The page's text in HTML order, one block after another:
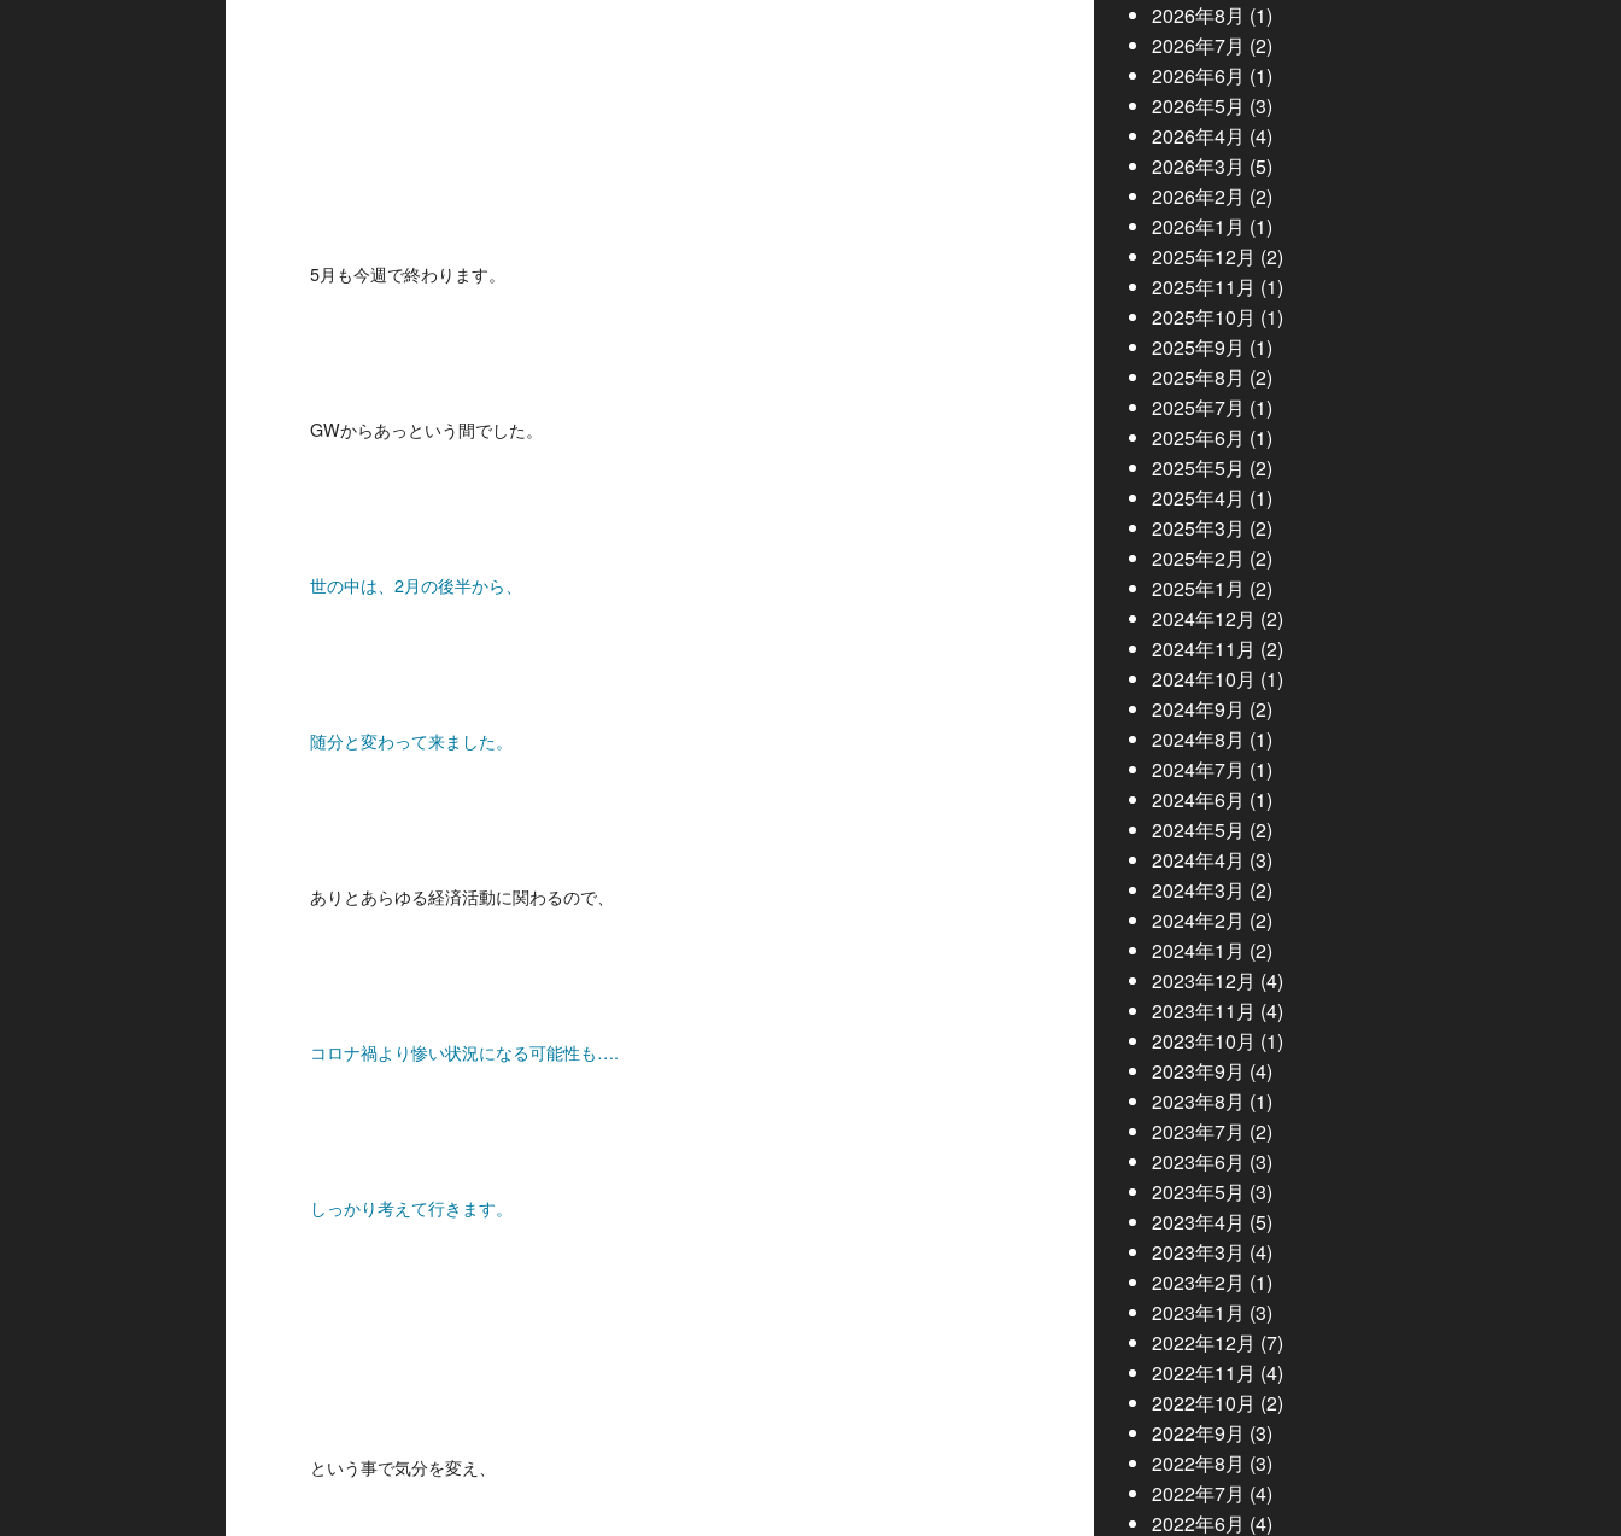
5月も今週で終わります。
GWからあっという間でした。
世の中は、2月の後半から、
随分と変わって来ました。
ありとあらゆる経済活動に関わるので、
コロナ禍より惨い状況になる可能性も….
しっかり考えて行きます。
という事で気分を変え、
2026年8月 (1)
2026年7月 (2)
2026年6月 (1)
2026年5月 (3)
2026年4月 (4)
2026年3月 (5)
2026年2月 (2)
2026年1月 (1)
2025年12月 (2)
2025年11月 (1)
2025年10月 (1)
2025年9月 (1)
2025年8月 (2)
2025年7月 (1)
2025年6月 (1)
2025年5月 (2)
2025年4月 (1)
2025年3月 (2)
2025年2月 (2)
2025年1月 (2)
2024年12月 (2)
2024年11月 (2)
2024年10月 (1)
2024年9月 (2)
2024年8月 (1)
2024年7月 (1)
2024年6月 (1)
2024年5月 (2)
2024年4月 (3)
2024年3月 (2)
2024年2月 (2)
2024年1月 (2)
2023年12月 (4)
2023年11月 (4)
2023年10月 (1)
2023年9月 (4)
2023年8月 (1)
2023年7月 (2)
2023年6月 (3)
2023年5月 (3)
2023年4月 (5)
2023年3月 (4)
2023年2月 (1)
2023年1月 (3)
2022年12月 (7)
2022年11月 (4)
2022年10月 (2)
2022年9月 (3)
2022年8月 (3)
2022年7月 (4)
2022年6月 (4)